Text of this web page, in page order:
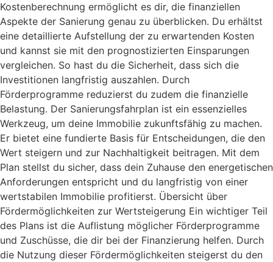
Kostenberechnung ermöglicht es dir, die finanziellen
Aspekte der Sanierung genau zu überblicken. Du erhältst
eine detaillierte Aufstellung der zu erwartenden Kosten
und kannst sie mit den prognostizierten Einsparungen
vergleichen. So hast du die Sicherheit, dass sich die
Investitionen langfristig auszahlen. Durch
Förderprogramme reduzierst du zudem die finanzielle
Belastung. Der Sanierungsfahrplan ist ein essenzielles
Werkzeug, um deine Immobilie zukunftsfähig zu machen.
Er bietet eine fundierte Basis für Entscheidungen, die den
Wert steigern und zur Nachhaltigkeit beitragen. Mit dem
Plan stellst du sicher, dass dein Zuhause den energetischen
Anforderungen entspricht und du langfristig von einer
wertstabilen Immobilie profitierst. Übersicht über
Fördermöglichkeiten zur Wertsteigerung Ein wichtiger Teil
des Plans ist die Auflistung möglicher Förderprogramme
und Zuschüsse, die dir bei der Finanzierung helfen. Durch
die Nutzung dieser Fördermöglichkeiten steigerst du den